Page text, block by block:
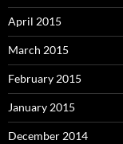
April 2015
March 2015
February 2015
January 2015
December 2014